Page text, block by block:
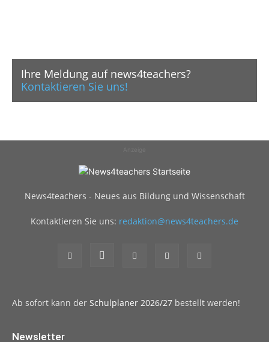
Ihre Meldung auf news4teachers?
Kontaktieren Sie uns!
News4teachers - Neues aus Bildung und Wissenschaft
Kontaktieren Sie uns: redaktion@news4teachers.de
Ab sofort kann der Schulplaner 2026/27 bestellt werden!
Newsletter